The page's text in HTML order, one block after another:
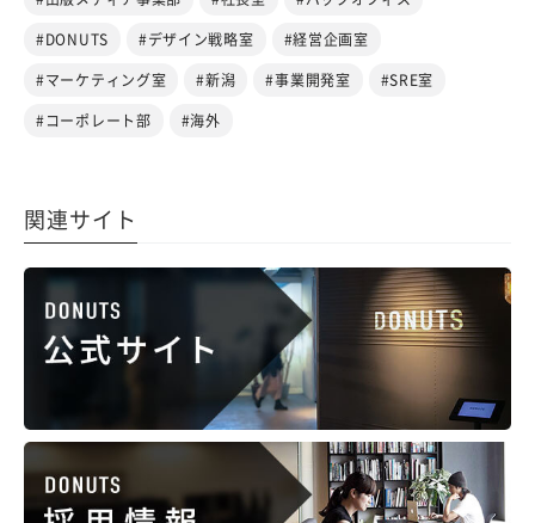
#DONUTS #デザイン戦略室 #経営企画室
#マーケティング室 #新潟 #事業開発室 #SRE室
#コーポレート部 #海外
関連サイト